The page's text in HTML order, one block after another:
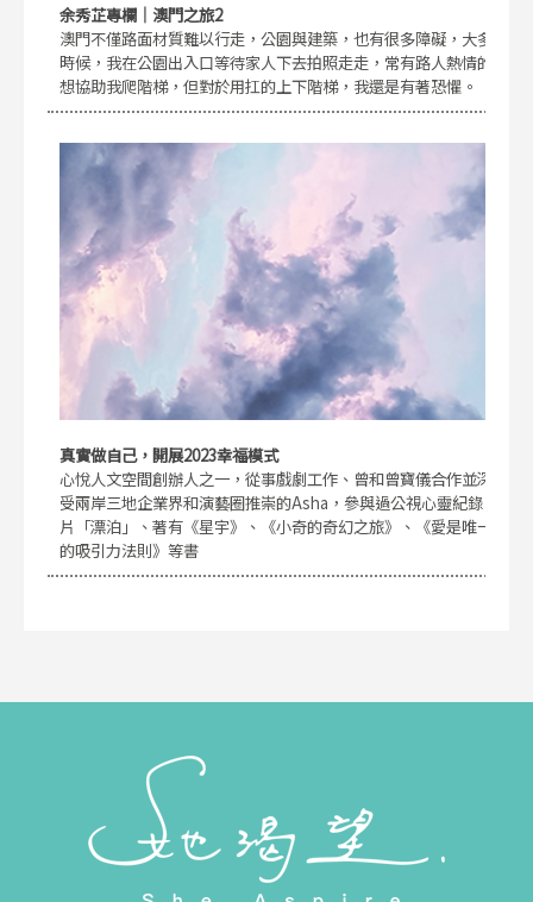
余秀芷專欄｜澳門之旅2
澳門不僅路面材質難以行走，公園與建築，也有很多障礙，大多
時候，我在公園出入口等待家人下去拍照走走，常有路人熱情的
想協助我爬階梯，但對於用扛的上下階梯，我還是有著恐懼。
真實做自己，開展2023幸福模式
心悅人文空間創辦人之一，從事戲劇工作、曾和曾寶儀合作並深
受兩岸三地企業界和演藝圈推崇的Asha，參與過公視心靈紀錄
片「漂泊」、著有《星宇》、《小奇的奇幻之旅》、《愛是唯一
的吸引力法則》等書